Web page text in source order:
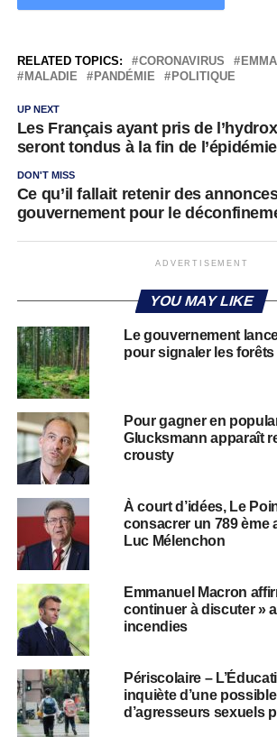
RELATED TOPICS: CORONAVIRUS
MALADIE
PANDÉMIE POLITIQUE
UP NEXT
Les Français ayant pris de
seront tondus à la fin de l’épidémie
DON'T MISS
Ce qu’il fallait retenir des
gouvernement pour le
ADVERTISEMENT
YOU MAY LIKE
Le gouvernement
pour signaler les
Pour gagner en
Glucksmann apparaît
crousty
À court d’idées, Le
consacrer un 789 ème
Luc Mélenchon
Emmanuel Macron
continuer à discuter »
incendies
Périscolaire –
inquiète d’une
d’agresseurs sexuels